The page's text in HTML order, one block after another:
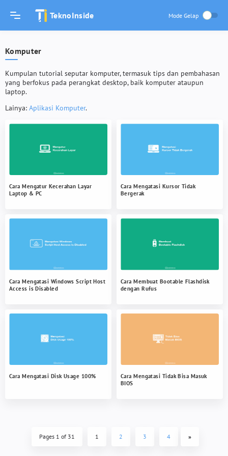
TeknoInside
Komputer
Kumpulan tutorial seputar komputer, termasuk tips dan pembahasan
yang berfokus pada perangkat desktop, baik komputer ataupun
laptop.
Lainya: Aplikasi Komputer.
Cara Mengatur Kecerahan Layar
Laptop & PC
Cara Mengatasi Kursor Tidak
Bergerak
Cara Mengatasi Windows Script Host
Access is Disabled
Cara Membuat Bootable Flashdisk
dengan Rufus
Cara Mengatasi Disk Usage 100%
Cara Mengatasi Tidak Bisa Masuk
BIOS
Pages 1 of 31 1 2 3 4 »